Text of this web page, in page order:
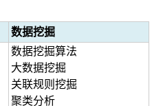
数据挖掘
数据挖掘算法
大数据挖掘
关联规则挖掘
聚类分析